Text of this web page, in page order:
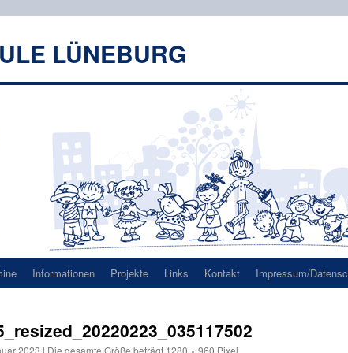
LÜNEBURG
Informationen Projekte Links Kontakt Impressum/
2023 | Die gesamte Größe beträgt 1280 × 960 Pixel